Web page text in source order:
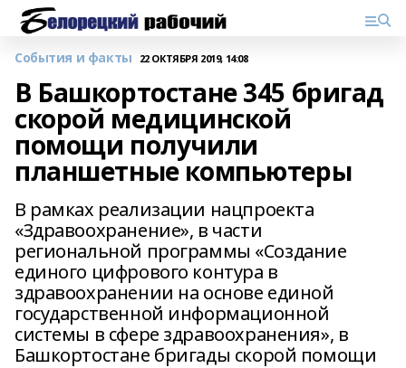
События и факты 22 ОКТЯБРЯ 2019, 14:08
В Башкортостане 345 бригад
скорой медицинской
помощи получили
планшетные компьютеры
В рамках реализации нацпроекта
«Здравоохранение», в части
региональной программы «Создание
единого цифрового контура в
здравоохранении на основе единой
государственной информационной
системы в сфере здравоохранения», в
Башкортостане бригады скорой помощи